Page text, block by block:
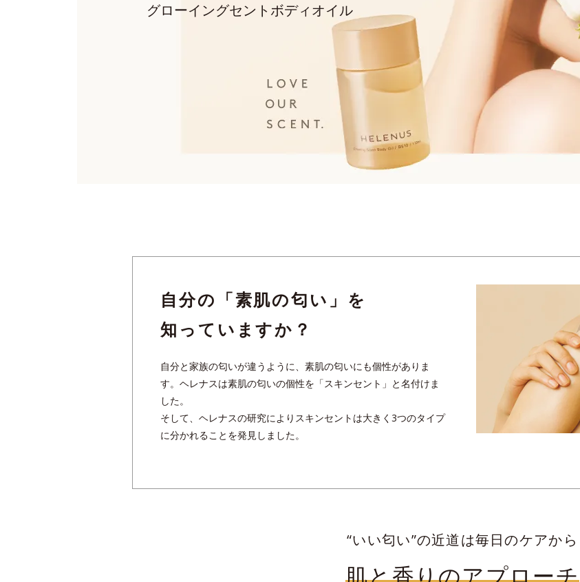
グローイングセントボディオイル
自分の「素肌の匂い」を
知っていますか？
自分と家族の匂いが違うように、素肌の匂いにも個性がありま
す。ヘレナスは素肌の匂いの個性を「スキンセント」と名付けま
した。
そして、ヘレナスの研究によりスキンセントは大きく3つのタイプ
に分かれることを発見しました。
“いい匂い”の近道は毎日のケアから
肌と香りのアプローチ